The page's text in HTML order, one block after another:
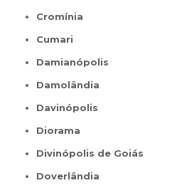
Cromínia
Cumari
Damianópolis
Damolândia
Davinópolis
Diorama
Divinópolis de Goiás
Doverlândia